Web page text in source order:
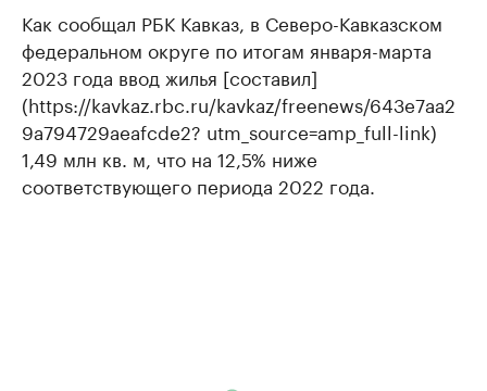
Как сообщал РБК Кавказ, в Северо-Кавказском
федеральном округе по итогам января-марта
2023 года ввод жилья [составил]
(https://kavkaz.rbc.ru/kavkaz/freenews/643e7aa2
9a794729aeafcde2? utm_source=amp_full-link)
1,49 млн кв. м, что на 12,5% ниже
соответствующего периода 2022 года.